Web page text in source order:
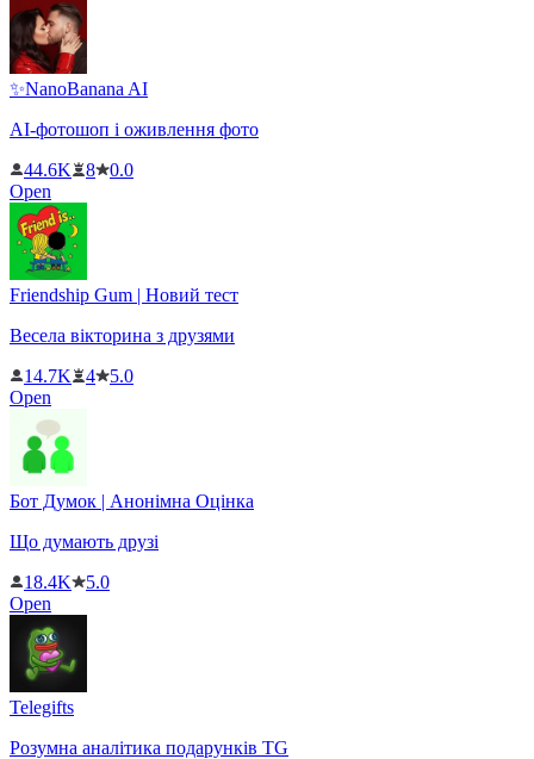
✨NanoBanana AI
AI-фотошоп і оживлення фото
44.6K
8
0.0
Open
Friendship Gum | Новий тест
Весела вікторина з друзями
14.7K
4
5.0
Open
Бот Думок | Анонімна Оцінка
Що думають друзі
18.4K
5.0
Open
Telegifts
Розумна аналітика подарунків TG